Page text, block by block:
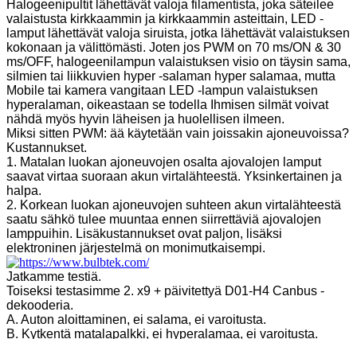
Halogeenipultit lähettävät valoja filamentista, joka säteilee
valaistusta kirkkaammin ja kirkkaammin asteittain, LED -
lamput lähettävät valoja siruista, jotka lähettävät valaistuksen
kokonaan ja välittömästi. Joten jos PWM on 70 ms/ON & 30
ms/OFF, halogeenilampun valaistuksen visio on täysin sama,
silmien tai liikkuvien hyper -salaman hyper salamaa, mutta
Mobile tai kamera vangitaan LED -lampun valaistuksen
hyperalaman, oikeastaan ​​se todella Ihmisen silmät voivat
nähdä myös hyvin läheisen ja huolellisen ilmeen.
Miksi sitten PWM: ää käytetään vain joissakin ajoneuvoissa?
Kustannukset.
1. Matalan luokan ajoneuvojen osalta ajovalojen lamput
saavat virtaa suoraan akun virtalähteestä. Yksinkertainen ja
halpa.
2. Korkean luokan ajoneuvojen suhteen akun virtalähteestä
saatu sähkö tulee muuntaa ennen siirrettäviä ajovalojen
lamppuihin. Lisäkustannukset ovat paljon, lisäksi
elektroninen järjestelmä on monimutkaisempi.
Jatkamme testiä.
Toiseksi testasimme 2. x9 + päivitettyä D01-H4 Canbus -
dekooderia.
A. Auton aloittaminen, ei salama, ei varoitusta.
B. Kytkentä matalapalkki, ei hyperalamaa, ei varoitusta.